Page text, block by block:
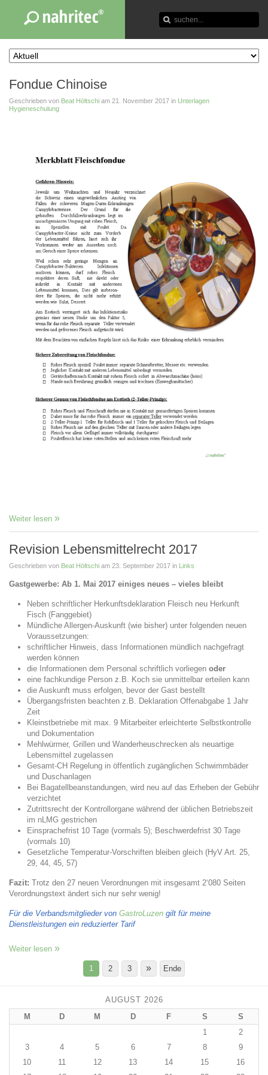
Fondue Chinoise
Geschrieben von Beat Höltschi am 21. November 2017 in Unterlagen
Hygieneschulung
Weiter lesen
Revision Lebensmittelrecht 2017
Geschrieben von Beat Höltschi am 23. September 2017 in Links
Gastgewerbe: Ab 1. Mai 2017 einiges neues – vieles bleibt
Neben schriftlicher Herkunftsdeklaration Fleisch neu Herkunft
Fisch (Fanggebiet)
Mündliche Allergen-Auskunft (wie bisher) unter folgenden neuen
Voraussetzungen:
schriftlicher Hinweis, dass Informationen mündlich nachgefragt
werden können
die Informationen dem Personal schriftlich vorliegen oder
eine fachkundige Person z.B. Koch sie unmittelbar erteilen kann
die Auskunft muss erfolgen, bevor der Gast bestellt
Übergangsfristen beachten z.B. Deklaration Offenabgabe 1 Jahr
Zeit
Kleinstbetriebe mit max. 9 Mitarbeiter erleichterte Selbstkontrolle
und Dokumentation
Mehlwürmer, Grillen und Wanderheuschrecken als neuartige
Lebensmittel zugelassen
Gesamt-CH Regelung in öffentlich zugänglichen Schwimmbäder
und Duschanlagen
Bei Bagatellbeanstandungen, wird neu auf das Erheben der Gebühr
verzichtet
Zutrittsrecht der Kontrollorgane während der üblichen Betriebszeit
im nLMG gestrichen
Einsprachefrist 10 Tage (vormals 5); Beschwerdefrist 30 Tage
(vormals 10)
Gesetzliche Temperatur-Vorschriften bleiben gleich (HyV Art. 25,
29, 44, 45, 57)
Fazit: Trotz den 27 neuen Verordnungen mit insgesamt 2‘080 Seiten
Verordnungstext ändert sich nur sehr wenig!
Für die Verbandsmitglieder von GastroLuzen gilt für meine
Dienstleistungen ein reduzierter Tarif
Weiter lesen
1 2 3 » Ende
AUGUST 2026
M
D M D F S
S
1
2
3
4 5 6 7 8
9
10
11 12 13 14 15
16